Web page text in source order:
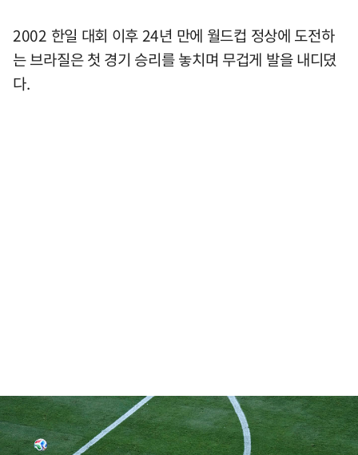
2002 한일 대회 이후 24년 만에 월드컵 정상에 도전하
는 브라질은 첫 경기 승리를 놓치며 무겁게 발을 내디뎠
다.